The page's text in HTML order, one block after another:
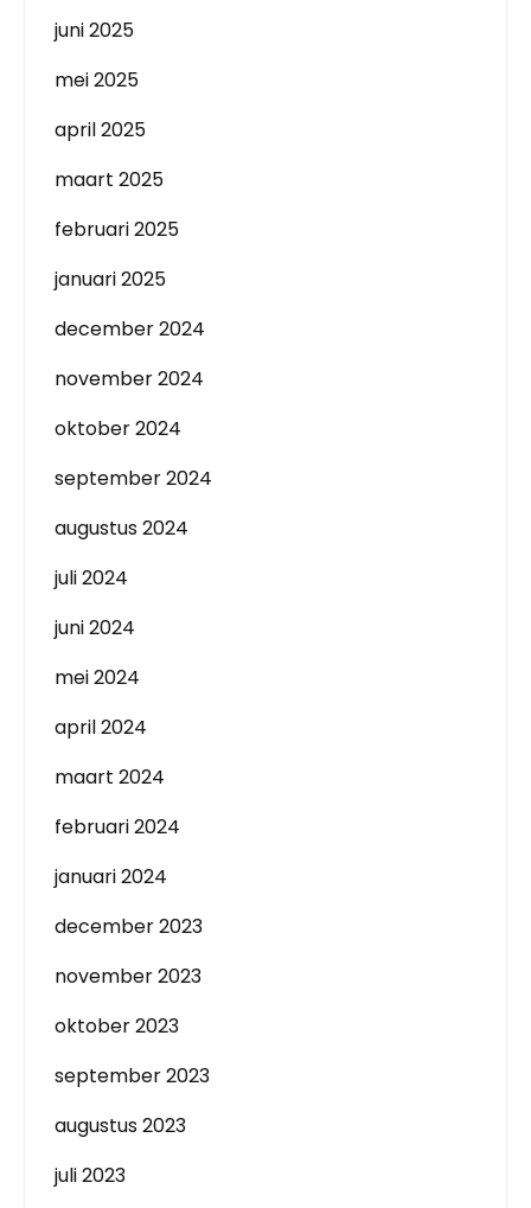
juni 2025
mei 2025
april 2025
maart 2025
februari 2025
januari 2025
december 2024
november 2024
oktober 2024
september 2024
augustus 2024
juli 2024
juni 2024
mei 2024
april 2024
maart 2024
februari 2024
januari 2024
december 2023
november 2023
oktober 2023
september 2023
augustus 2023
juli 2023